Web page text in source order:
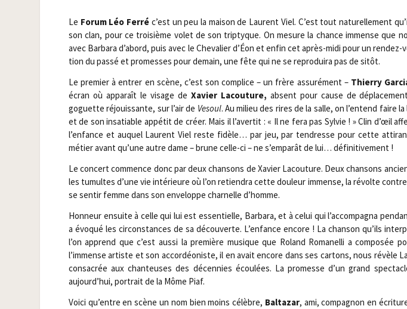
Le Forum Léo Fer­ré c’est un peu la mai­son de Laurent Viel. C’est tout natu­rel­le­ment
son clan, pour ce troi­sième volet de son trip­tyque. On mesure la chance immense que
avec Bar­ba­ra d’abord, puis avec le Che­va­lier d’Éon et enfin cet après-midi pour un
tion du pas­sé et pro­messes pour demain, une fête qui ne se repro­dui­ra pas de sitôt.
Le pre­mier à entrer en scène, c’est son com­plice – un frère assu­ré­ment – Thier­ry
écran où appa­raît le visage de Xavier Lacou­ture, absent pour cause de
goguette réjouis­sante, sur l’air de Vesoul. Au milieu des rires de la salle, on l’entend faire
et de son insa­tiable appé­tit de créer. Mais il l’avertit : « Il ne fera pas Syl­vie ! » Clin d’œil
l’enfance et auquel Laurent Viel reste fidèle… par jeu, par ten­dresse pour cette
métier avant qu’une autre dame – brune celle-ci – ne s’emparât de lui… définitivement !
Le concert com­mence donc par deux chan­sons de Xavier Lacou­ture. Deux chan­sons
les tumultes d’une vie inté­rieure où l’on retien­dra cette dou­leur immense, la révolte
se sen­tir femme dans son enve­loppe char­nelle d’homme.
Hon­neur ensuite à celle qui lui est essen­tielle, Bar­ba­ra, et à celui qui l’accompagna
a évo­qué les cir­cons­tances de sa décou­verte. L’enfance encore ! La chan­son qu’ils
l’on apprend que c’est aus­si la pre­mière musique que Roland Roma­nel­li a com­po­sée
l’immense artiste et son accor­déo­niste, il en avait encore dans ses car­tons, nous révèle
consa­crée aux chan­teuses des décen­nies écou­lées. La pro­messe d’un grand
aujourd’hui, por­trait de la Môme Piaf.
Voi­ci qu’entre en scène un nom bien moins célèbre, Bal­ta­zar, ami, com­pa­gnon en